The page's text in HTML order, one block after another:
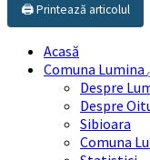
🖨️ Printează articolul
Acasă
Comuna Lumina
Despre
Despre
Sibioara
Comuna